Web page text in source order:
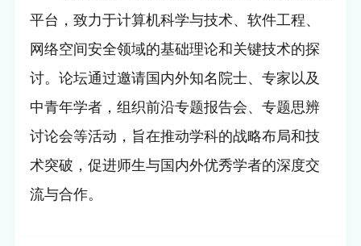
平台，致力于计算机科学与技术、软件工程、
网络空间安全领域的基础理论和关键技术的探
讨。论坛通过邀请国内外知名院士、专家以及
中青年学者，组织前沿专题报告会、专题思辨
讨论会等活动，旨在推动学科的战略布局和技
术突破，促进师生与国内外优秀学者的深度交
流与合作。